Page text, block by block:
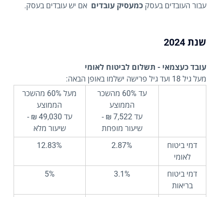
עבור העובדים בעסקכמעסיק עובדים אם יש עובדים בעסק.
שנת 2024
עובד כעצמאי - תשלום לביטוח לאומי
מעל גיל 18 ועד גיל פרישה ישלמו באופן הבאה:
עד 60% מהשכר
הממוצע
עד 7,522 ₪ -
שיעור מופחת
מעל 60% מהשכר
הממוצע
עד 49,030 ₪ -
שיעור מלא
דמי ביטוח
לאומי
2.87%
12.83%
דמי ביטוח
בריאות
3.1%
5%